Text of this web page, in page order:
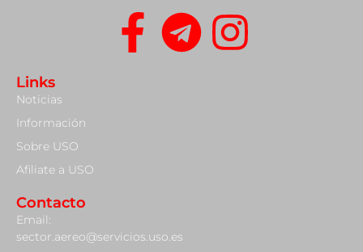
Links
Noticias
Información
Sobre USO
Afiliate a USO
Contacto
Email:
sector.aereo@servicios.uso.es